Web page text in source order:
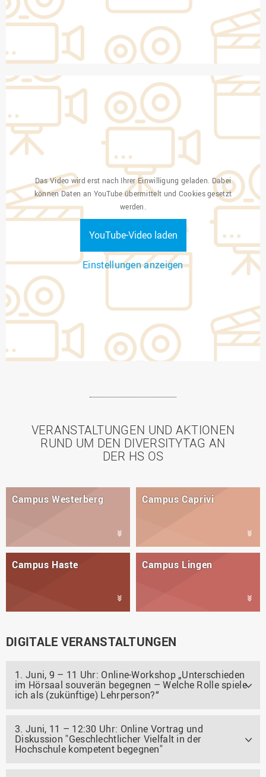
Das Video wird erst nach Ihrer Einwilligung geladen. Dabei
können Daten an YouTube übermittelt und Cookies gesetzt
werden.
YouTube-Video laden
Einstellungen anzeigen
VERANSTALTUNGEN UND AKTIONEN
RUND UM DEN DIVERSITYTAG AN
DER HS OS
Campus Westerberg Campus Caprivi
Campus Haste Campus Lingen
DIGITALE VERANSTALTUNGEN
1. Juni, 9 – 11 Uhr: Online-Workshop „Unterschieden
im Hörsaal souverän begegnen – Welche Rolle spiele
ich als (zukünftige) Lehrperson?“
3. Juni, 11 – 12:30 Uhr: Online Vortrag und
Diskussion "Geschlechtlicher Vielfalt in der
Hochschule kompetent begegnen"